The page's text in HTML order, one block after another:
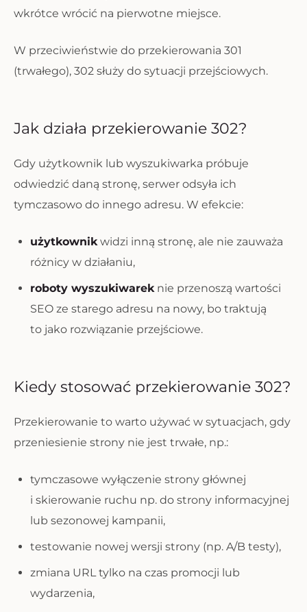
wkrótce wrócić na pierwotne miejsce.
W przeciwieństwie do przekierowania 301
(trwałego), 302 służy do sytuacji przejściowych.
Jak działa przekierowanie 302?
Gdy użytkownik lub wyszukiwarka próbuje
odwiedzić daną stronę, serwer odsyła ich
tymczasowo do innego adresu. W efekcie:
użytkownikwidzi inną stronę, ale nie zauważa
różnicy w działaniu,
roboty wyszukiwareknie przenoszą wartości
SEO ze starego adresu na nowy, bo traktują
to jako rozwiązanie przejściowe.
Kiedy stosować przekierowanie 302?
Przekierowanie to warto używać w sytuacjach, gdy
przeniesienie strony nie jest trwałe, np.:
tymczasowe wyłączenie strony głównej
i skierowanie ruchu np. do strony informacyjnej
lub sezonowej kampanii,
testowanie nowej wersji strony (np. A/B testy),
zmiana URL tylko na czas promocji lub
wydarzenia,